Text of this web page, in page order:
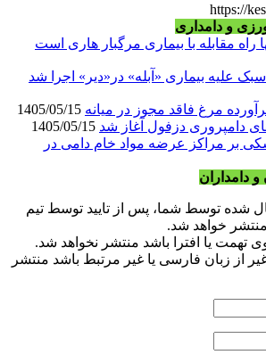
https://
و دامداری
راه مقابله با بیماری مرگبار هاری است
علیه بیماری «آبله» در«دیر» اجرا شد
دامپروری دزفول آغاز شد
بر مراکز عرضه مواد خام دامی در
دامداران
شده توسط شما، پس از تایید توسط تیم
خواهد شد.
تهمت یا افترا باشد منتشر نخواهد شد.
از زبان فارسی یا غیر مرتبط باشد منتشر